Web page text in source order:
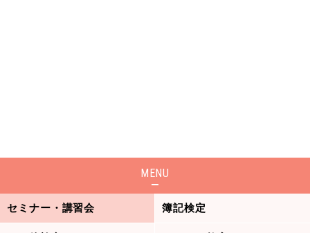
MENU
セミナー・講習会 簿記検定